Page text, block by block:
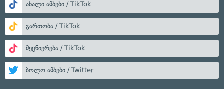
ახალი ამბები / TikTok
გართობა / TikTok
მეცნიერება / TikTok
ბოლო ამბები / Twitter